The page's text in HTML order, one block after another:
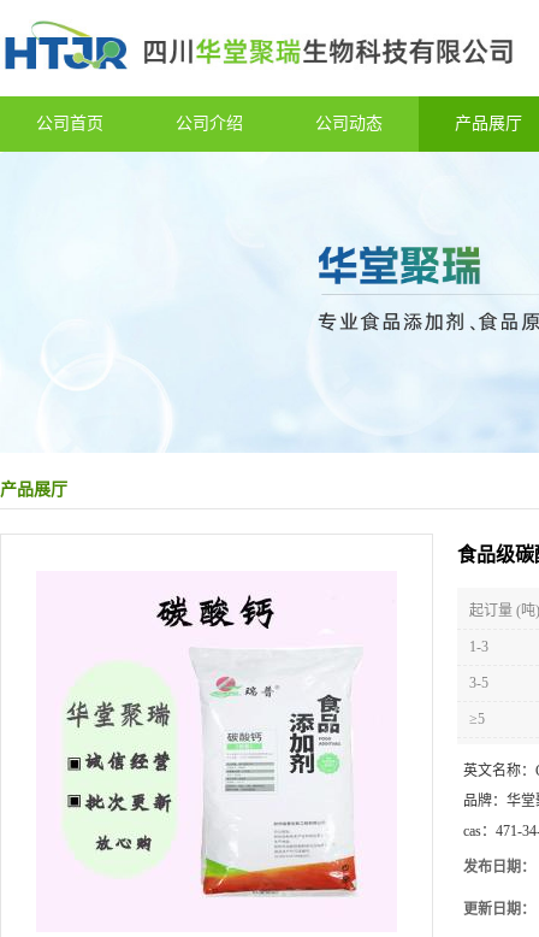
公司首页 公司介绍 公司动态 产品展厅
产品展厅
食品级碳
起订量 (吨)
1-3
3-5
≥5
英文名称：
品牌： 华堂
cas： 471-
发布日期：
更新日期：